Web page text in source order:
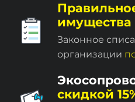
имущества
Законное
организации
скидкой